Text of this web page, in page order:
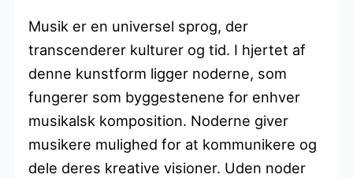
Musik er en universel sprog, der
transcenderer kulturer og tid. I hjertet af
denne kunstform ligger noderne, som
fungerer som byggestenene for enhver
musikalsk komposition. Noderne giver
musikere mulighed for at kommunikere og
dele deres kreative visioner. Uden noder